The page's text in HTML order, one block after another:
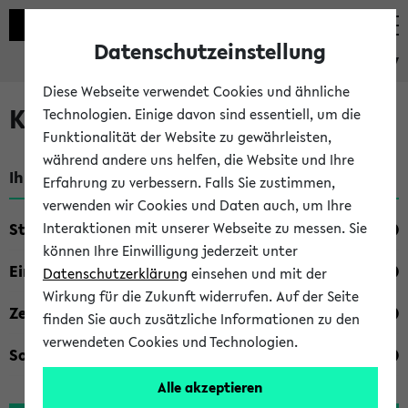
eKVV
Kombisuche im eKVV
Ihre Suchkriterien:
Studienfach
Einrichtung
Zeiten
Sonstiges
Datenschutzeinstellung
Diese Webseite verwendet Cookies und ähnliche
Technologien. Einige davon sind essentiell, um die
Funktionalität der Website zu gewährleisten,
während andere uns helfen, die Website und Ihre
Erfahrung zu verbessern. Falls Sie zustimmen,
verwenden wir Cookies und Daten auch, um Ihre
Interaktionen mit unserer Webseite zu messen. Sie
können Ihre Einwilligung jederzeit unter
Datenschutzerklärung einsehen und mit der
Wirkung für die Zukunft widerrufen. Auf der Seite
finden Sie auch zusätzliche Informationen zu den
verwendeten Cookies und Technologien.
Alle akzeptieren